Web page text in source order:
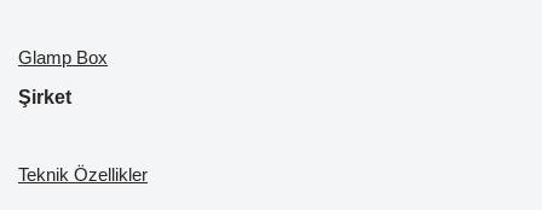
Glamp Box
Şirket
Teknik Özellikler